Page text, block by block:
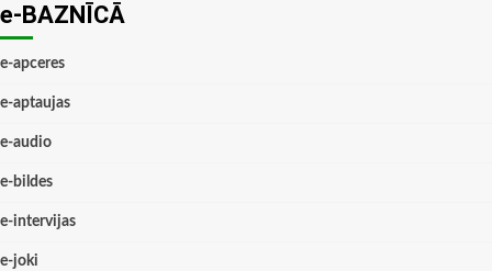
e-BAZNĪCĀ
e-apceres
e-aptaujas
e-audio
e-bildes
e-intervijas
e-joki